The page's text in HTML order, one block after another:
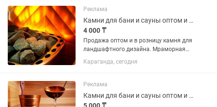
кора лиственницы),...
Реклама
Камни для бани и сауны оптом и в розницу
4 000 ₸
Продажа оптом и в розницу камня для
ландшафтного дизайна. Мраморная
крошка, мраморная галька, Цветные
камни, Морская галька, речная галька,
кора лиственницы),...
Караганда, сегодня
Реклама
Камни для бани и сауны оптом и в розницу